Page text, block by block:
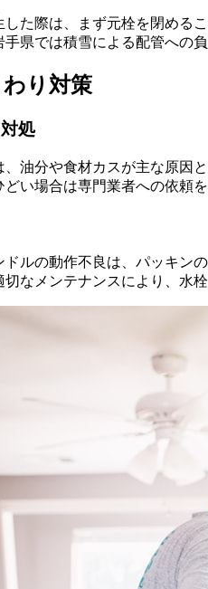
た際は、まず元栓を閉める
県では積雪による配管への
り対策
処
、油分や食材カスが主な原因
い場合は専門業者への依頼
ルの動作不良は、パッキン
なメンテナンスにより、水